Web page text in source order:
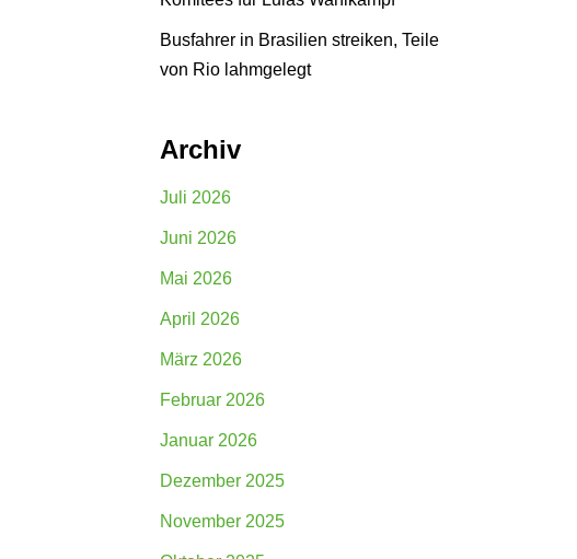
Busfahrer in Brasilien streiken, Teile
von Rio lahmgelegt
Archiv
Juli 2026
Juni 2026
Mai 2026
April 2026
März 2026
Februar 2026
Januar 2026
Dezember 2025
November 2025